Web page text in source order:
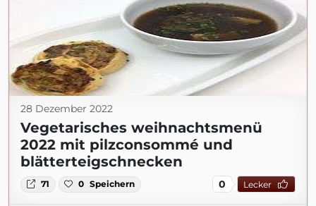
28 Dezember 2022
Vegetarisches weihnachtsmenü
2022 mit pilzconsommé und
blätterteigschnecken
71 0 Speichern 0 Lecker